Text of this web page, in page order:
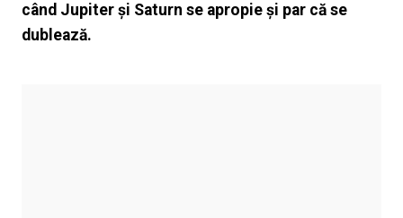
când Jupiter și Saturn se apropie și par că se
dublează.